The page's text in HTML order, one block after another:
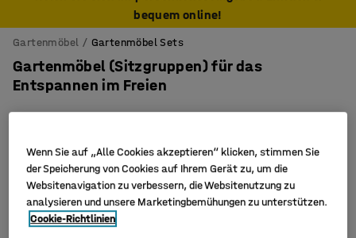
bequem online!
Gartenmöbel Gartenmöbel Sets
Gartenmöbel (Sitzgruppen) für das
Entspannen im Freien
Filter Sortieren
4 Produkte
Wenn Sie auf „Alle Cookies akzeptieren“ klicken, stimmen Sie
der Speicherung von Cookies auf Ihrem Gerät zu, um die
Websitenavigation zu verbessern, die Websitenutzung zu
analysieren und unsere Marketingbemühungen zu unterstützen.
Cookie-Richtlinien